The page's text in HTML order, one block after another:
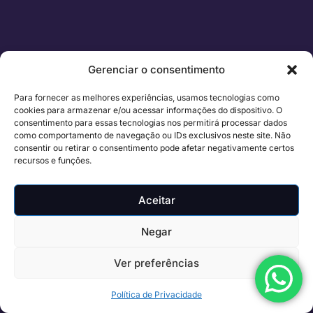
Gerenciar o consentimento
Para fornecer as melhores experiências, usamos tecnologias como
cookies para armazenar e/ou acessar informações do dispositivo. O
consentimento para essas tecnologias nos permitirá processar dados
como comportamento de navegação ou IDs exclusivos neste site. Não
consentir ou retirar o consentimento pode afetar negativamente certos
recursos e funções.
Aceitar
Negar
Ver preferências
Política de Privacidade